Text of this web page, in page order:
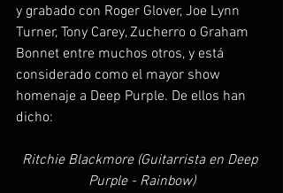
y grabado con Roger Glover, Joe Lynn
Turner, Tony Carey, Zucherro o Graham
Bonnet entre muchos otros, y está
considerado como el mayor show
homenaje a Deep Purple. De ellos han
dicho:
Ritchie Blackmore (Guitarrista en Deep
Purple - Rainbow)